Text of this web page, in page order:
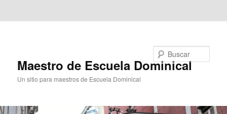
Maestro de Escuela Dominical
Un sitio para maestros de Escuela Dominical